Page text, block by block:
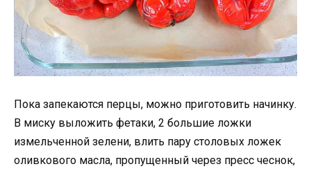
Пока запекаются перцы, можно приготовить начинку.
В миску выложить фетаки, 2 большие ложки
измельченной зелени, влить пару столовых ложек
оливкового масла, пропущенный через пресс чеснок,